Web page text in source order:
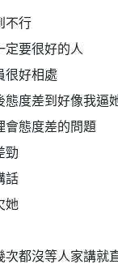
不行
定要很好的人
很好相處
態度差到好像我逼
會態度差的問題
勁
話
她
次都沒等人家講就